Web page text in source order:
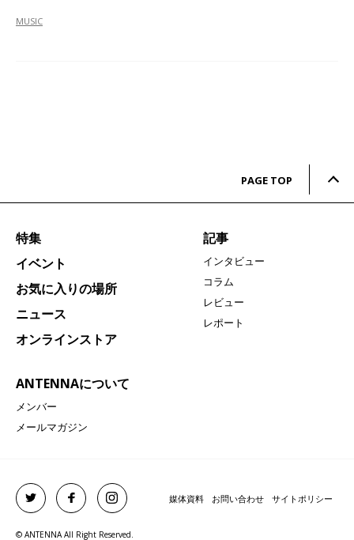
MUSIC
PAGE TOP
特集
イベント
お気に入りの場所
ニュース
オンラインストア
ANTENNAについて
メンバー
メールマガジン
記事
インタビュー
コラム
レビュー
レポート
媒体資料 お問い合わせ サイトポリシー
© ANTENNA All Right Reserved.